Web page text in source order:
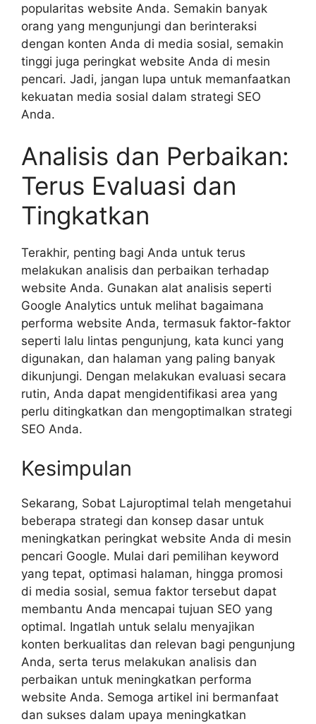
popularitas website Anda. Semakin banyak
orang yang mengunjungi dan berinteraksi
dengan konten Anda di media sosial, semakin
tinggi juga peringkat website Anda di mesin
pencari. Jadi, jangan lupa untuk memanfaatkan
kekuatan media sosial dalam strategi SEO
Anda.
Analisis dan Perbaikan:
Terus Evaluasi dan
Tingkatkan
Terakhir, penting bagi Anda untuk terus
melakukan analisis dan perbaikan terhadap
website Anda. Gunakan alat analisis seperti
Google Analytics untuk melihat bagaimana
performa website Anda, termasuk faktor-faktor
seperti lalu lintas pengunjung, kata kunci yang
digunakan, dan halaman yang paling banyak
dikunjungi. Dengan melakukan evaluasi secara
rutin, Anda dapat mengidentifikasi area yang
perlu ditingkatkan dan mengoptimalkan strategi
SEO Anda.
Kesimpulan
Sekarang, Sobat Lajuroptimal telah mengetahui
beberapa strategi dan konsep dasar untuk
meningkatkan peringkat website Anda di mesin
pencari Google. Mulai dari pemilihan keyword
yang tepat, optimasi halaman, hingga promosi
di media sosial, semua faktor tersebut dapat
membantu Anda mencapai tujuan SEO yang
optimal. Ingatlah untuk selalu menyajikan
konten berkualitas dan relevan bagi pengunjung
Anda, serta terus melakukan analisis dan
perbaikan untuk meningkatkan performa
website Anda. Semoga artikel ini bermanfaat
dan sukses dalam upaya meningkatkan